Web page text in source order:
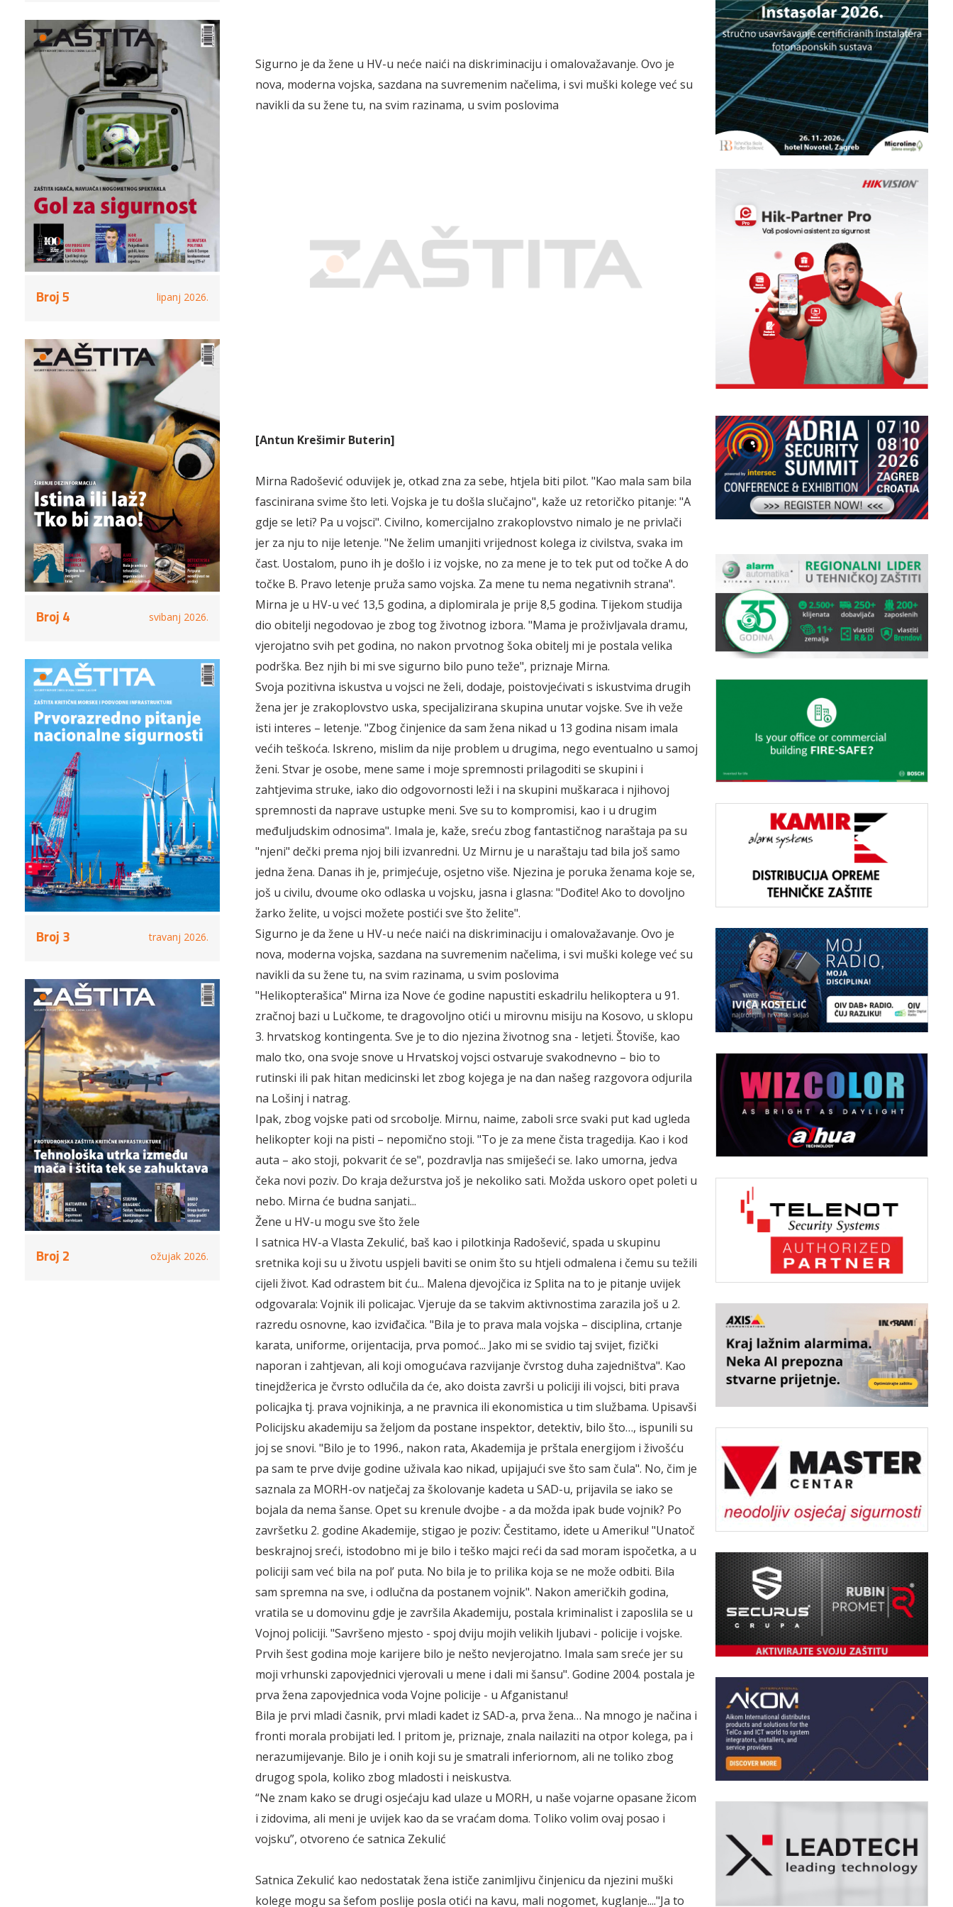
Broj 5 lipanj 2026.
Broj 4 svibanj 2026.
Broj 3 travanj 2026.
Broj 2 ožujak 2026.
Sigurno je da žene u HV-u neće naići na diskriminaciju i omalovažavanje. Ovo je
nova, moderna vojska, sazdana na suvremenim načelima, i svi muški kolege već su
navikli da su žene tu, na svim razinama, u svim poslovima
[Antun Krešimir Buterin]
Mirna Radošević oduvijek je, otkad zna za sebe, htjela biti pilot. "Kao mala sam bila
fascinirana svime što leti. Vojska je tu došla slučajno", kaže uz retoričko pitanje: "A
gdje se leti? Pa u vojsci". Civilno, komercijalno zrakoplovstvo nimalo je ne privlači
jer za nju to nije letenje. "Ne želim umanjiti vrijednost kolega iz civilstva, svaka im
čast. Uostalom, puno ih je došlo i iz vojske, no za mene je to tek put od točke A do
točke B. Pravo letenje pruža samo vojska. Za mene tu nema negativnih strana".
Mirna je u HV-u već 13,5 godina, a diplomirala je prije 8,5 godina. Tijekom studija
dio obitelji negodovao je zbog tog životnog izbora. "Mama je proživljavala dramu,
vjerojatno svih pet godina, no nakon prvotnog šoka obitelj mi je postala velika
podrška. Bez njih bi mi sve sigurno bilo puno teže", priznaje Mirna.
Svoja pozitivna iskustva u vojsci ne želi, dodaje, poistovjećivati s iskustvima drugih
žena jer je zrakoplovstvo uska, specijalizirana skupina unutar vojske. Sve ih veže
isti interes – letenje. "Zbog činjenice da sam žena nikad u 13 godina nisam imala
većih teškoća. Iskreno, mislim da nije problem u drugima, nego eventualno u samoj
ženi. Stvar je osobe, mene same i moje spremnosti prilagoditi se skupini i
zahtjevima struke, iako dio odgovornosti leži i na skupini muškaraca i njihovoj
spremnosti da naprave ustupke meni. Sve su to kompromisi, kao i u drugim
međuljudskim odnosima". Imala je, kaže, sreću zbog fantastičnog naraštaja pa su
"njeni" dečki prema njoj bili izvanredni. Uz Mirnu je u naraštaju tad bila još samo
jedna žena. Danas ih je, primjećuje, osjetno više. Njezina je poruka ženama koje se,
još u civilu, dvoume oko odlaska u vojsku, jasna i glasna: "Dođite! Ako to dovoljno
žarko želite, u vojsci možete postići sve što želite".
Sigurno je da žene u HV-u neće naići na diskriminaciju i omalovažavanje. Ovo je
nova, moderna vojska, sazdana na suvremenim načelima, i svi muški kolege već su
navikli da su žene tu, na svim razinama, u svim poslovima
"Helikopterašica" Mirna iza Nove će godine napustiti eskadrilu helikoptera u 91.
zračnoj bazi u Lučkome, te dragovoljno otići u mirovnu misiju na Kosovo, u sklopu
3. hrvatskog kontingenta. Sve je to dio njezina životnog sna - letjeti. Štoviše, kao
malo tko, ona svoje snove u Hrvatskoj vojsci ostvaruje svakodnevno – bio to
rutinski ili pak hitan medicinski let zbog kojega je na dan našeg razgovora odjurila
na Lošinj i natrag.
Ipak, zbog vojske pati od srcobolje. Mirnu, naime, zaboli srce svaki put kad ugleda
helikopter koji na pisti – nepomično stoji. "To je za mene čista tragedija. Kao i kod
auta – ako stoji, pokvarit će se", pozdravlja nas smiješeći se. Iako umorna, jedva
čeka novi poziv. Do kraja dežurstva još je nekoliko sati. Možda uskoro opet poleti u
nebo. Mirna će budna sanjati...
Žene u HV-u mogu sve što žele
I satnica HV-a Vlasta Zekulić, baš kao i pilotkinja Radošević, spada u skupinu
sretnika koji su u životu uspjeli baviti se onim što su htjeli odmalena i čemu su težili
cijeli život. Kad odrastem bit ću... Malena djevojčica iz Splita na to je pitanje uvijek
odgovarala: Vojnik ili policajac. Vjeruje da se takvim aktivnostima zarazila još u 2.
razredu osnovne, kao izviđačica. "Bila je to prava mala vojska – disciplina, crtanje
karata, uniforme, orijentacija, prva pomoć... Jako mi se svidio taj svijet, fizički
naporan i zahtjevan, ali koji omogućava razvijanje čvrstog duha zajedništva". Kao
tinejdžerica je čvrsto odlučila da će, ako doista završi u policiji ili vojsci, biti prava
policajka tj. prava vojnikinja, a ne pravnica ili ekonomistica u tim službama. Upisavši
Policijsku akademiju sa željom da postane inspektor, detektiv, bilo što…, ispunili su
joj se snovi. "Bilo je to 1996., nakon rata, Akademija je prštala energijom i živošću
pa sam te prve dvije godine uživala kao nikad, upijajući sve što sam čula". No, čim je
saznala za MORH-ov natječaj za školovanje kadeta u SAD-u, prijavila se iako se
bojala da nema šanse. Opet su krenule dvojbe - a da možda ipak bude vojnik? Po
završetku 2. godine Akademije, stigao je poziv: Čestitamo, idete u Ameriku! "Unatoč
beskrajnoj sreći, istodobno mi je bilo i teško majci reći da sad moram ispočetka, a u
policiji sam već bila na pol’ puta. No bila je to prilika koja se ne može odbiti. Bila
sam spremna na sve, i odlučna da postanem vojnik". Nakon američkih godina,
vratila se u domovinu gdje je završila Akademiju, postala kriminalist i zaposlila se u
Vojnoj policiji. "Savršeno mjesto - spoj dviju mojih velikih ljubavi - policije i vojske.
Prvih šest godina moje karijere bilo je nešto nevjerojatno. Imala sam sreće jer su
moji vrhunski zapovjednici vjerovali u mene i dali mi šansu". Godine 2004. postala je
prva žena zapovjednica voda Vojne policije - u Afganistanu!
Bila je prvi mladi časnik, prvi mladi kadet iz SAD-a, prva žena… Na mnogo je načina i
fronti morala probijati led. I pritom je, priznaje, znala nailaziti na otpor kolega, pa i
nerazumijevanje. Bilo je i onih koji su je smatrali inferiornom, ali ne toliko zbog
drugog spola, koliko zbog mladosti i neiskustva.
“Ne znam kako se drugi osjećaju kad ulaze u MORH, u naše vojarne opasane žicom
i zidovima, ali meni je uvijek kao da se vraćam doma. Toliko volim ovaj posao i
vojsku”, otvoreno će satnica Zekulić
Satnica Zekulić kao nedostatak žena ističe zanimljivu činjenicu da njezini muški
kolege mogu sa šefom poslije posla otići na kavu, mali nogomet, kuglanje...."Ja to